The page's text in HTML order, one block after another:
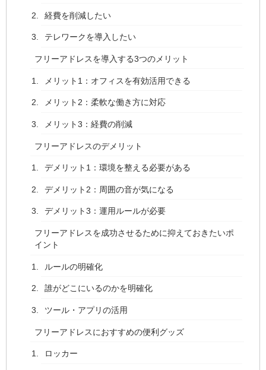
経費を削減したい
テレワークを導入したい
フリーアドレスを導入する3つのメリット
メリット1：オフィスを有効活用できる
メリット2：柔軟な働き方に対応
メリット3：経費の削減
フリーアドレスのデメリット
デメリット1：環境を整える必要がある
デメリット2：周囲の音が気になる
デメリット3：運用ルールが必要
フリーアドレスを成功させるために抑えておきたいポ
イント
ルールの明確化
誰がどこにいるのかを明確化
ツール・アプリの活用
フリーアドレスにおすすめの便利グッズ
ロッカー